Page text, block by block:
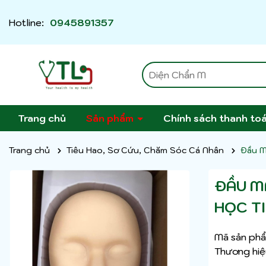
Hotline: 0945891357
Trang chủ Sản phẩm Chính sách thanh
Trang chủ Tiêu Hao, Sơ Cứu, Chăm Sóc Cá Nhân Đầu
ĐẦU
HỌC
Mã sản
Thương